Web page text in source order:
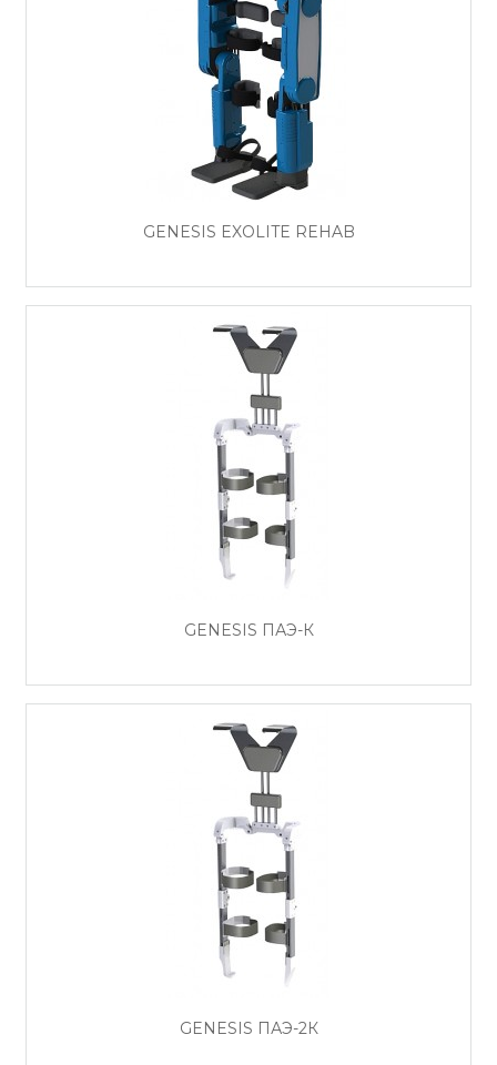
GENESIS EXOLITE REHAB
GENESIS ПАЭ-К
GENESIS ПАЭ-2К